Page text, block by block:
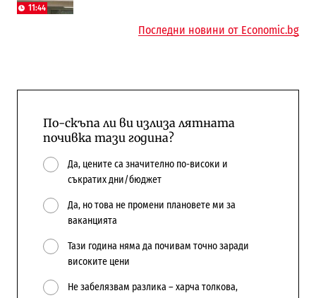
11:44
10:12
Последни новини от Economic.bg
По-скъпа ли ви излиза лятната
почивка тази година?
Да, цените са значително по-високи и
съкратих дни/бюджет
Да, но това не промени плановете ми за
ваканцията
Тази година няма да почивам точно заради
високите цени
Не забелязвам разлика – харча толкова,